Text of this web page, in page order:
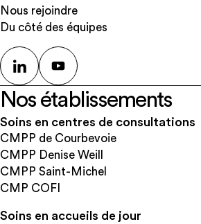
Nous rejoindre
Du côté des équipes
Nos établissements
Soins en centres de consultations
CMPP de Courbevoie
CMPP Denise Weill
CMPP Saint-Michel
CMP COFI
Soins en accueils de jour